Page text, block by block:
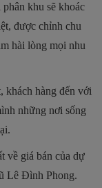
khu sẽ khoác
được chỉnh chu
hài lòng mọi nhu
khách hàng đến với
những nơi sống
về giá bán của dự
Lê Đình Phong.